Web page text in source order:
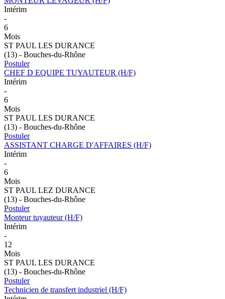
Intérim
-
6
Mois
ST PAUL LES DURANCE
(13) - Bouches-du-Rhône
Postuler
CHEF D EQUIPE TUYAUTEUR (H/F)
Intérim
-
6
Mois
ST PAUL LES DURANCE
(13) - Bouches-du-Rhône
Postuler
ASSISTANT CHARGE D'AFFAIRES (H/F)
Intérim
-
6
Mois
ST PAUL LEZ DURANCE
(13) - Bouches-du-Rhône
Postuler
Monteur tuyauteur (H/F)
Intérim
-
12
Mois
ST PAUL LES DURANCE
(13) - Bouches-du-Rhône
Postuler
Technicien de transfert industriel (H/F)